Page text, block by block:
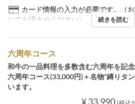
カード情報の入力が必要です。（
にてお済ませください）
続きを読む
六周年コース
和牛の一品料理を多数含む六周年を記
六周年コース(33,000円)＋名物“縛りタ
います。
¥ 33,990